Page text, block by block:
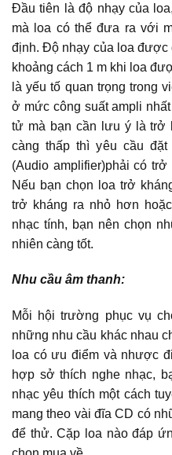
Đầu tiên là độ nhạy của
mà loa có thể đưa ra với
định. Độ nhạy của loa được
khoảng cách 1 m khi loa
là yếu tố quan trọng trong
ở mức công suất ampli
tử mà bạn cần lưu ý là trở
càng thấp thì yêu cầu
(Audio amplifier)phải có
Nếu bạn chọn loa trở
trở kháng ra nhỏ hơn
nhạc tính, bạn nên chọn
nhiên càng tốt.
Nhu cầu âm thanh:
Mỗi hội trường phục vụ
những nhu cầu khác nhau
loa có ưu điểm và nhược
hợp sở thích nghe nhạc,
nhạc yêu thích một cách
mang theo vài đĩa CD có
để thử. Cặp loa nào đáp